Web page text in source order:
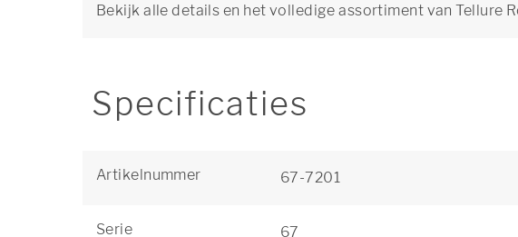
Bekijk alle details en het volledige assortiment van Tellure
Specificaties
Artikelnummer 67-7201
Serie 67